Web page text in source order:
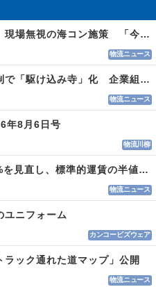
違う違うそれじゃない 現場無視の海コン施策 「今でも平均２～３時間は待つ」
物流ニュース
白ナンバートラック規制で「駆け込み寺」化 企業組合が入会基準を見直しへ
物流ニュース
年8月6日号
物流川柳
適正原価 実車率５０%を見直し、標準的運賃の半値の恐れも
物流ニュース
ユニフォーム
カンコービズウェア
ック通れた道マップ」公開
物流ニュース